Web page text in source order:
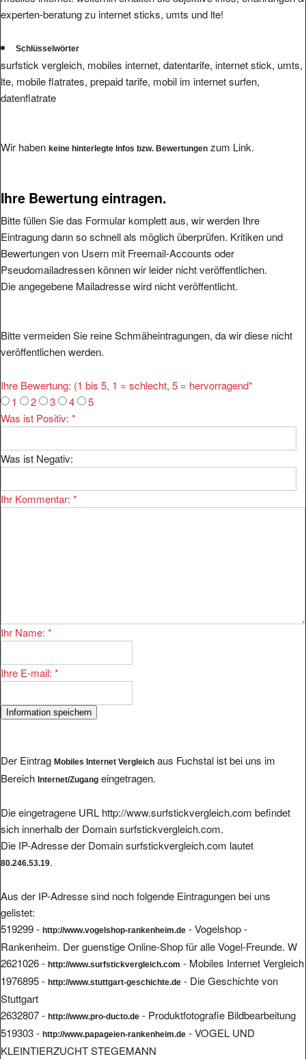
experten-beratung zu internet sticks, umts und lte!
Schlüsselwörter
surfstick vergleich, mobiles internet, datentarife, internet stick, umts,
lte, mobile flatrates, prepaid tarife, mobil im internet surfen,
datenflatrate
Wir haben keine hinterlegte Infos bzw. Bewertungen zum Link.
Ihre Bewertung eintragen.
Bitte füllen Sie das Formular komplett aus, wir werden Ihre
Eintragung dann so schnell als möglich überprüfen. Kritiken und
Bewertungen von Usern mit Freemail-Accounts oder
Pseudomailadressen können wir leider nicht veröffentlichen.
Die angegebene Mailadresse wird nicht veröffentlicht.
Bitte vermeiden Sie reine Schmäheintragungen, da wir diese nicht
veröffentlichen werden.
Ihre Bewertung: (1 bis 5, 1 = schlecht, 5 = hervorragend*
1
2 3 4
5
Was ist Positiv: *
Was ist Negativ:
Ihr Kommentar: *
Ihr Name: *
Ihre E-mail: *
Der Eintrag Mobiles Internet Vergleich aus Fuchstal ist bei uns im
Bereich Internet/Zugang eingetragen.
Die eingetragene URL http://www.surfstickvergleich.com befindet
sich innerhalb der Domain surfstickvergleich.com.
Die IP-Adresse der Domain surfstickvergleich.com lautet
80.246.53.19.
Aus der IP-Adresse sind noch folgende Eintragungen bei uns
gelistet:
519299 - http://www.vogelshop-rankenheim.de - Vogelshop -
Rankenheim. Der guenstige Online-Shop für alle Vogel-Freunde. W
2621026 - http://www.surfstickvergleich.com - Mobiles Internet Vergleich
1976895 - http://www.stuttgart-geschichte.de - Die Geschichte von
Stuttgart
2632807 - http://www.pro-ducto.de - Produktfotografie Bildbearbeitung
519303 - http://www.papageien-rankenheim.de - VOGEL UND
KLEINTIERZUCHT STEGEMANN